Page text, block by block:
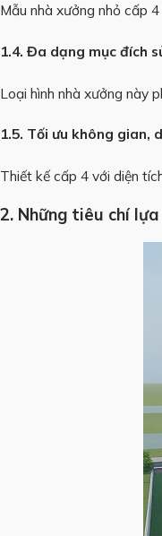
Mẫu nhà xưởng nhỏ cấp
1.4. Đa dạng mục đích
Loại hình nhà xưởng này
1.5. Tối ưu không gian,
Thiết kế cấp 4 với diện
2. Những tiêu chí